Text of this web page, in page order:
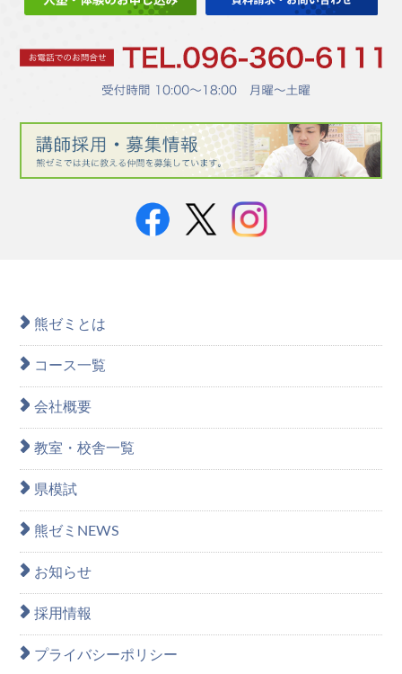
熊ゼミとは
コース一覧
会社概要
教室・校舎一覧
県模試
熊ゼミNEWS
お知らせ
採用情報
プライバシーポリシー